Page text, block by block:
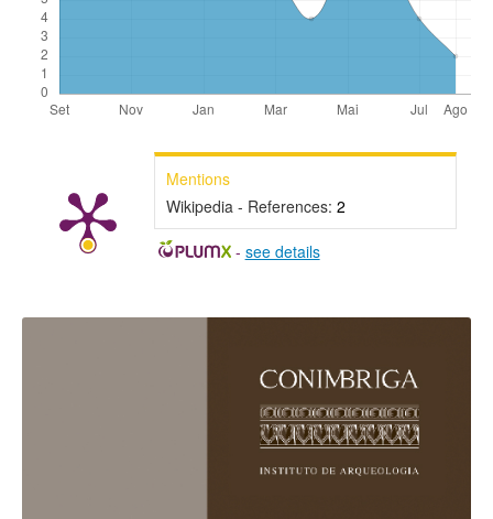
Mentions
Wikipedia - References: 2
- see details